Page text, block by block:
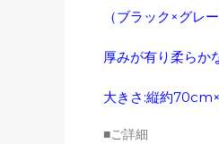
（ブラック×グレ
厚みが有り柔らか
大きさ:縦約
■ご詳細